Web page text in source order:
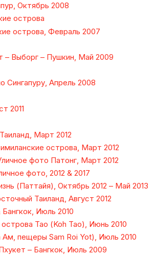
Октябрь 2008
острова
острова, Февраль 2007
– Выборг – Пушкин, Май 2009
Сингапуру, Апрель 2008
2011
Март 2012
острова, Март 2012
фото Патонг, Март 2012
фото, 2012 & 2017
(Паттайя), Октябрь 2012 – Май 2013
Таиланд, Август 2012
Июль 2010
Тао (Koh Tao), Июнь 2010
Ам, пещеры Sam Roi Yot), Июль 2010
– Бангкок, Июль 2009